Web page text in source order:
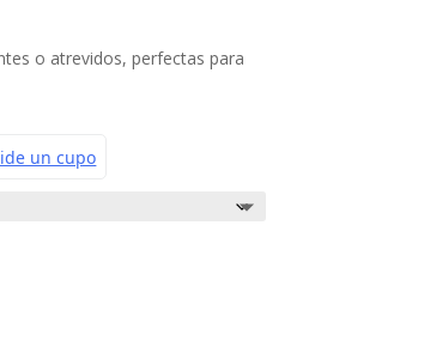
o atrevidos, perfectas para